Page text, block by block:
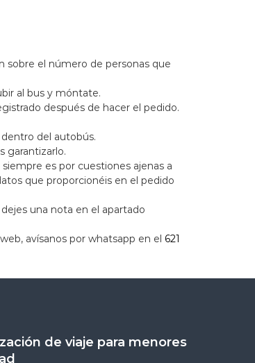
sobre el número de personas que
al bus y móntate.
después de hacer el pedido.
del autobús.
garantizarlo.
es por cuestiones ajenas a
que proporcionéis en el pedido
una nota en el apartado
avísanos por whatsapp en el 621